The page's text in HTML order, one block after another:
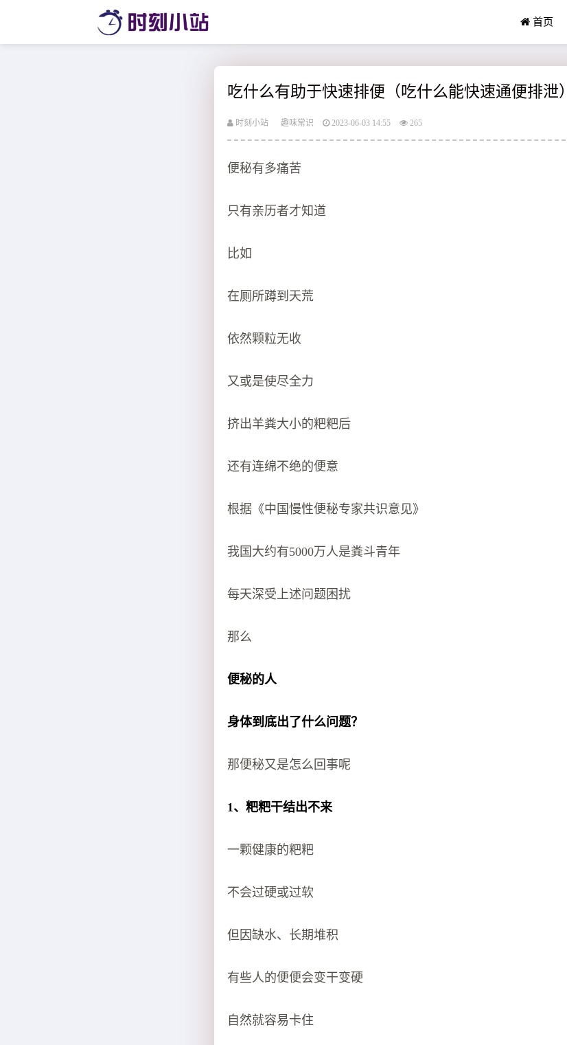
首页
吃什么有助于快速排便（吃什么能快速通便排泄）
时刻小站 趣味常识 2023-06-03 14:55 265
便秘有多痛苦
只有亲历者才知道
比如
在厕所蹲到天荒
依然颗粒无收
又或是使尽全力
挤出羊粪大小的粑粑后
还有连绵不绝的便意
根据《中国慢性便秘专家共识意见》
我国大约有5000万人是粪斗青年
每天深受上述问题困扰
那么
便秘的人
身体到底出了什么问题？
那便秘又是怎么回事呢
1、粑粑干结出不来
一颗健康的粑粑
不会过硬或过软
但因缺水、长期堆积
有些人的便便会变干变硬
自然就容易卡住